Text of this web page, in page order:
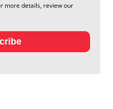
more details, review our